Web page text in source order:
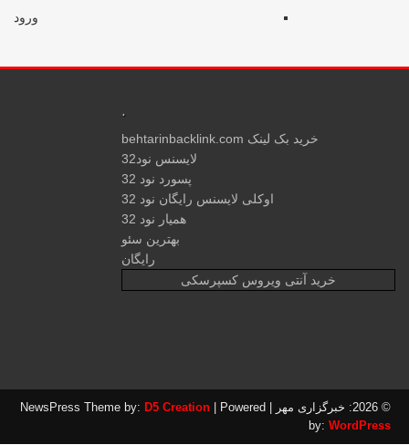
خرید بک لینک behtarinbacklink.com
لایسنس نود32
پسورد نود 32
اوکلی لایسنس رایگان نود 32
همیار نود 32
بهترین سئو
رایگان
خرید آنتی ویروس کسپرسکی
| NewsPress Theme by:
D5 Creation| Powered
by: